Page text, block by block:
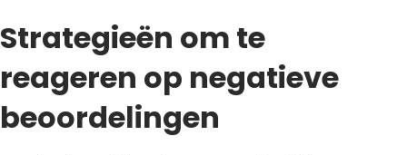
Strategieën om te
reageren op negatieve
beoordelingen